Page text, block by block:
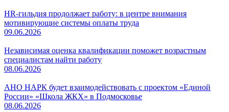
HR-гильдия продолжает работу: в центре внимания
мотивирующие системы оплаты труда
09.06.2026
Независимая оценка квалификации поможет возрастным
специалистам найти работу
08.06.2026
АНО НАРК будет взаимодействовать с проектом «Единой
России» «Школа ЖКХ» в Подмосковье
08.06.2026